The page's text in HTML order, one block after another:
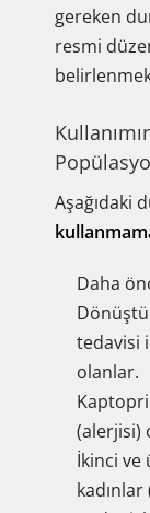
gereken
resmi
Aşağıdaki
Daha
tedavisi
olanlar.
(alerjisi)
İkinci